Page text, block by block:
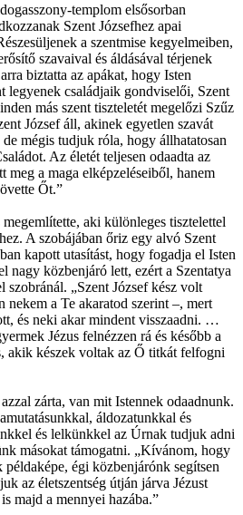
templom elsősorban
Szent Józsefhez apai
a szentmise kegyelmeiben,
szavaival és áldásával térjenek
biztatta az apákat, hogy Isten
legyenek családjaik gondviselői, Szent
más szent tiszteletét megelőzi Szűz
József áll, akinek egyetlen szavát
mégis tudjuk róla, hogy állhatatosan
Az életét teljesen odaadta az
meg a maga elképzeléseiből, hanem
Őt.”
aki különleges tisztelettel
A szobájában őriz egy alvó Szent
kapott utasítást, hogy fogadja el Isten
nagy közbenjáró lett, ezért a Szentatya
szobránál. „Szent József kész volt
nekem a Te akaratod szerint –, mert
és neki akar mindent visszaadni. …
Jézus felnézzen rá és később a
akik készek voltak az Ő titkát felfogni
zárta, van mit Istennek odaadnunk.
áldozatunkkal és
és lelkünkkel az Úrnak tudjuk adni
másokat támogatni. „Kívánom, hogy
példaképe, égi közbenjárónk segítsen
az életszentség útján járva Jézust
majd a mennyei hazába.”